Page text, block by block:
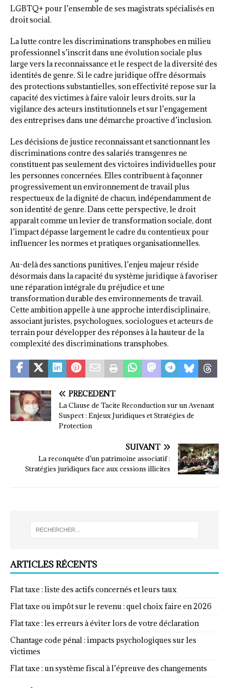
LGBTQ+ pour l’ensemble de ses magistrats spécialisés en
droit social.
La lutte contre les discriminations transphobes en milieu
professionnel s’inscrit dans une évolution sociale plus
large vers la reconnaissance et le respect de la diversité des
identités de genre. Si le cadre juridique offre désormais
des protections substantielles, son effectivité repose sur la
capacité des victimes à faire valoir leurs droits, sur la
vigilance des acteurs institutionnels et sur l’engagement
des entreprises dans une démarche proactive d’inclusion.
Les décisions de justice reconnaissant et sanctionnant les
discriminations contre des salariés transgenres ne
constituent pas seulement des victoires individuelles pour
les personnes concernées. Elles contribuent à façonner
progressivement un environnement de travail plus
respectueux de la dignité de chacun, indépendamment de
son identité de genre. Dans cette perspective, le droit
apparaît comme un levier de transformation sociale, dont
l’impact dépasse largement le cadre du contentieux pour
influencer les normes et pratiques organisationnelles.
Au-delà des sanctions punitives, l’enjeu majeur réside
désormais dans la capacité du système juridique à favoriser
une réparation intégrale du préjudice et une
transformation durable des environnements de travail.
Cette ambition appelle à une approche interdisciplinaire,
associant juristes, psychologues, sociologues et acteurs de
terrain pour développer des réponses à la hauteur de la
complexité des discriminations transphobes.
PRÉCÉDENT
La Clause de Tacite Reconduction sur un Avenant
Suspect : Enjeux Juridiques et Stratégies de
Protection
SUIVANT
La reconquête d’un patrimoine associatif :
Stratégies juridiques face aux cessions illicites
ARTICLES RÉCENTS
Flat taxe : liste des actifs concernés et leurs taux
Flat taxe ou impôt sur le revenu : quel choix faire en 2026
Flat taxe : les erreurs à éviter lors de votre déclaration
Chantage code pénal : impacts psychologiques sur les
victimes
Flat taxe : un système fiscal à l’épreuve des changements